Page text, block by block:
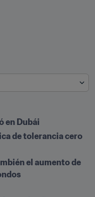
en Dubái
de tolerancia cero
el aumento de